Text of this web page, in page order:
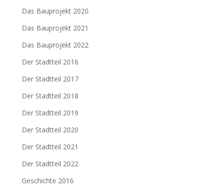
Das Bauprojekt 2020
Das Bauprojekt 2021
Das Bauprojekt 2022
Der Stadtteil 2016
Der Stadtteil 2017
Der Stadtteil 2018
Der Stadtteil 2019
Der Stadtteil 2020
Der Stadtteil 2021
Der Stadtteil 2022
Geschichte 2016